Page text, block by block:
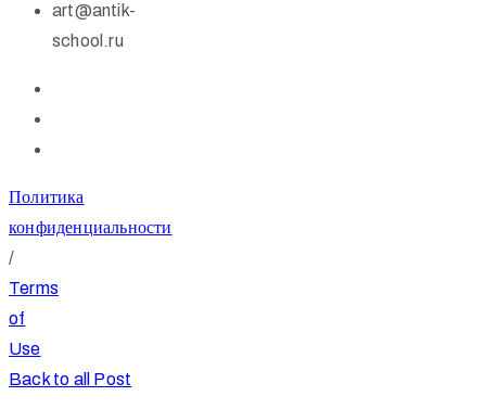
art@antik-
school.ru
Политика
конфиденциальности
/
Terms
of
Use
Back to all Post